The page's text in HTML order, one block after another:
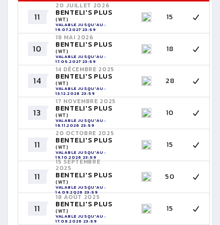
11
20 JUILLET 2026
BENTELI'S PLUS
(WT)
VALABLE JUSQU'AU :
19.07.2027 23:59
15
10
18 MAI 2026
BENTELI'S PLUS
(WT)
VALABLE JUSQU'AU :
17.05.2027 23:59
18
14
14 DÉCEMBRE 2025
BENTELI'S PLUS
(WT)
VALABLE JUSQU'AU :
13.12.2026 23:59
28
13
17 NOVEMBRE 2025
BENTELI'S PLUS
(WT)
VALABLE JUSQU'AU :
16.11.2026 23:59
10
11
20 OCTOBRE 2025
BENTELI'S PLUS
(WT)
VALABLE JUSQU'AU :
19.10.2026 23:59
15
11
15 SEPTEMBRE
2025
BENTELI'S PLUS
(WT)
VALABLE JUSQU'AU :
14.09.2026 23:59
50
11
18 AOÛT 2025
BENTELI'S PLUS
(WT)
VALABLE JUSQU'AU :
17.08.2026 23:59
15